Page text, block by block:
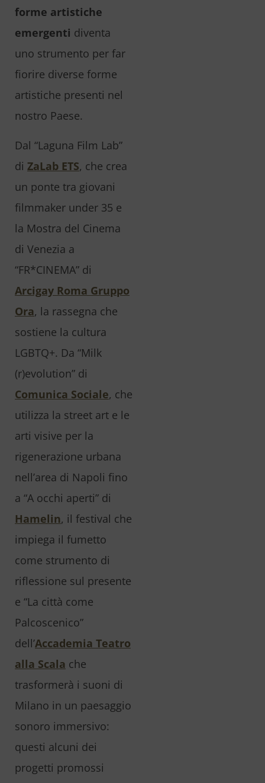
forme artistiche
emergenti diventa
uno strumento per far
fiorire diverse forme
artistiche presenti nel
nostro Paese.
Dal “Laguna Film Lab”
di ZaLab ETS, che crea
un ponte tra giovani
filmmaker under 35 e
la Mostra del Cinema
di Venezia a
“FR*CINEMA” di
Arcigay Roma Gruppo
Ora, la rassegna che
sostiene la cultura
LGBTQ+. Da “Milk
(r)evolution” di
Comunica Sociale, che
utilizza la street art e le
arti visive per la
rigenerazione urbana
nell’area di Napoli fino
a “A occhi aperti” di
Hamelin, il festival che
impiega il fumetto
come strumento di
riflessione sul presente
e “La città come
Palcoscenico”
dell’Accademia Teatro
alla Scala che
trasformerà i suoni di
Milano in un paesaggio
sonoro immersivo:
questi alcuni dei
progetti promossi